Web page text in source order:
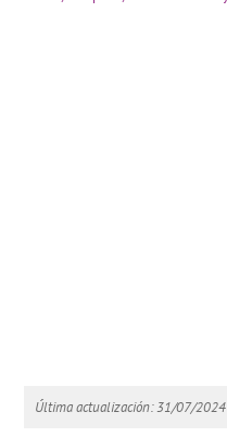
Última actualización: 31/07/2024